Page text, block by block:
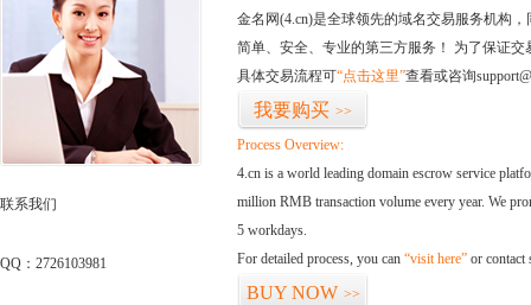
联系我们
QQ：2726103981
金名网(4.cn)是全球领先的域名交易服务机构
简单、安全、专业的第三方服务！ 为了保证
具体交易流程可“点击这里”查看或咨询
我要购买 >>
Process Overview:
4.cn is a world leading domain escrow service
million RMB transaction volume every year. We
5 workdays.
For detailed process, you can “visit here” or contact
BUY NOW >>